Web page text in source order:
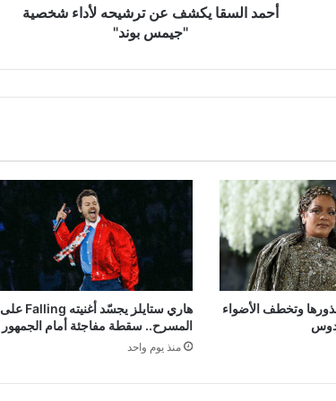
أحمد السقا يكشف عن ترشيحه لأداء شخصية
"جيمس بوند"
وتخطف الأضواء
هاري ستايلز يجسّد أغنيته Falling على
المسرح.. سقطة مفاجئة أمام الجمهور
منذ يوم واحد